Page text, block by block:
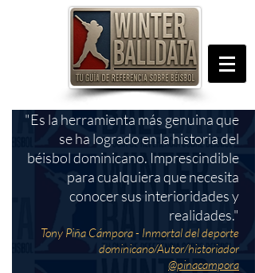
"Es la herramienta más genuina que
se ha logrado en la historia del
béisbol dominicano. Imprescindible
para cualquiera que necesita
conocer sus interioridades y
realidades."
Tony Piña Cámpora - Inmortal del deporte
dominicano/Autor/historiador
@pinacampora